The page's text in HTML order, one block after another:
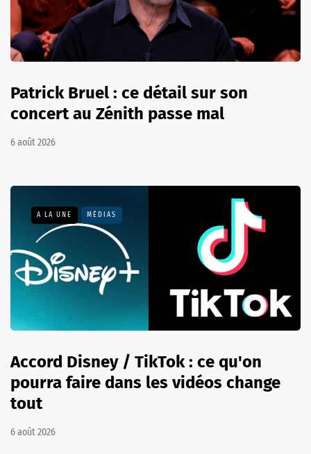
Patrick Bruel : ce détail sur son
concert au Zénith passe mal
6 août 2026
A LA UNE MÉDIAS
Accord Disney / TikTok : ce qu'on
pourra faire dans les vidéos change
tout
6 août 2026